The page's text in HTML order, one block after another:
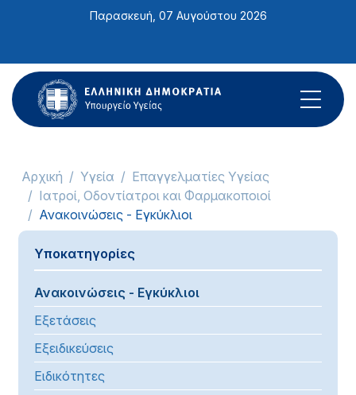
ιστότοπος
περιλαμβάνει
ένα
σύστημα
Παρασκευή, 07 Αυγούστου 2026
Αρχική Υγεία
Επαγγελματίες Υγείας
Ιατροί, Οδοντίατροι και Φαρμακοποιοί
Ανακοινώσεις - Εγκύκλιοι
Υποκατηγορίες
Ανακοινώσεις - Εγκύκλιοι
Εξετάσεις
Εξειδικεύσεις
Ειδικότητες